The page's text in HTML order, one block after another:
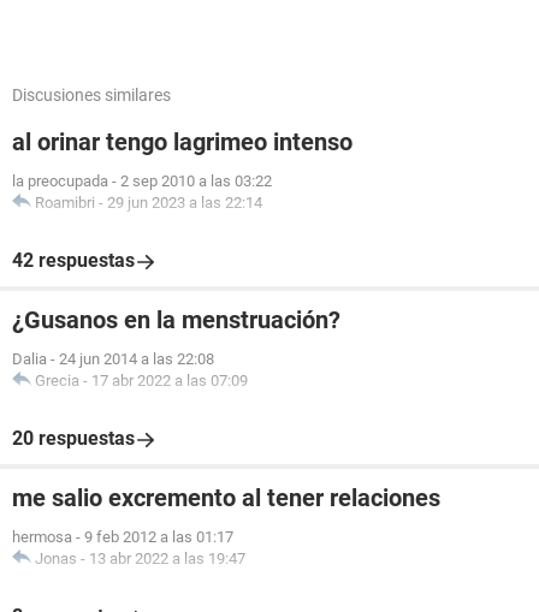
Discusiones similares
al orinar tengo lagrimeo intenso
la preocupada - 2 sep 2010 a las 03:22
Roamibri - 29 jun 2023 a las 22:14
42 respuestas
¿Gusanos en la menstruación?
Dalia - 24 jun 2014 a las 22:08
Grecia - 17 abr 2022 a las 07:09
20 respuestas
me salio excremento al tener relaciones
hermosa - 9 feb 2012 a las 01:17
Jonas - 13 abr 2022 a las 19:47